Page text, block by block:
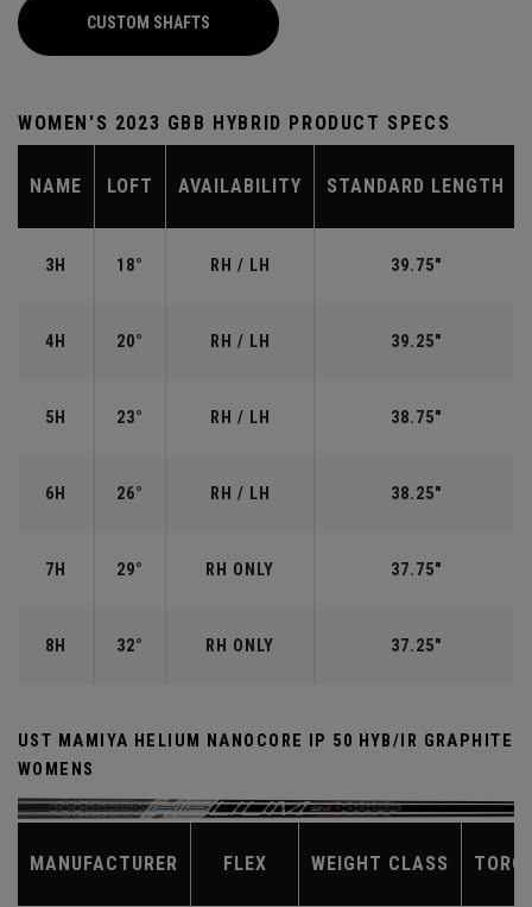
CUSTOM SHAFTS
WOMEN'S 2023 GBB HYBRID PRODUCT SPECS
NAME LOFT AVAILABILITY STANDARD LENGTH
3H 18° RH / LH 39.75"
4H 20° RH / LH 39.25"
5H 23° RH / LH 38.75"
6H 26° RH / LH 38.25"
7H 29° RH ONLY 37.75"
8H 32° RH ONLY 37.25"
UST MAMIYA HELIUM NANOCORE IP 50 HYB/IR GRAPHITE
WOMENS
MANUFACTURER FLEX WEIGHT CLASS